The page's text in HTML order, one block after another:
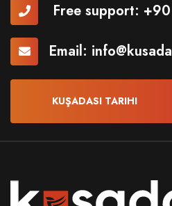
Free support:
Email:
KUŞADASI TARIHI